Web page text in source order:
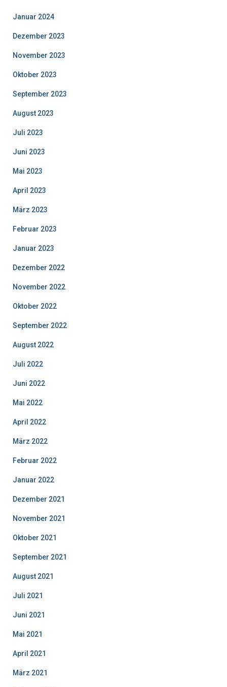
Januar 2024
Dezember 2023
November 2023
Oktober 2023
September 2023
August 2023
Juli 2023
Juni 2023
Mai 2023
April 2023
März 2023
Februar 2023
Januar 2023
Dezember 2022
November 2022
Oktober 2022
September 2022
August 2022
Juli 2022
Juni 2022
Mai 2022
April 2022
März 2022
Februar 2022
Januar 2022
Dezember 2021
November 2021
Oktober 2021
September 2021
August 2021
Juli 2021
Juni 2021
Mai 2021
April 2021
März 2021